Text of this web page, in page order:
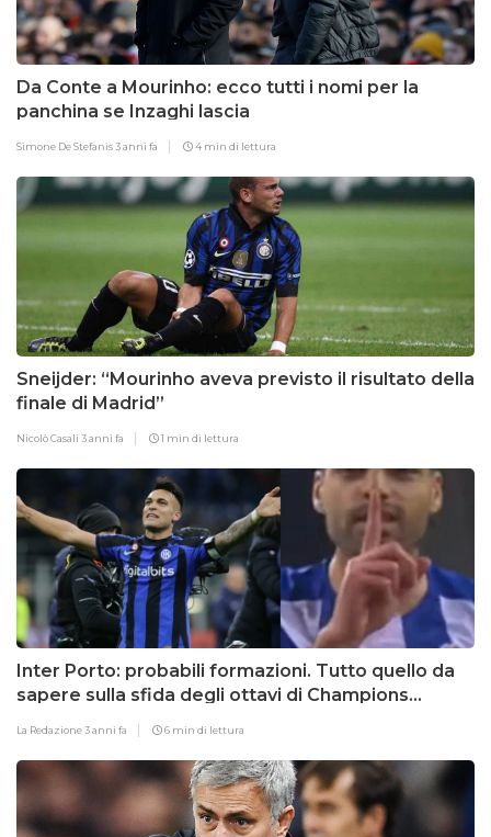
Da Conte a Mourinho: ecco tutti i nomi per la
panchina se Inzaghi lascia
Simone De Stefanis3 anni fa 4 min di lettura
Sneijder: “Mourinho aveva previsto il risultato della
finale di Madrid”
Nicolò Casali 3 anni fa 1 min di lettura
Inter Porto: probabili formazioni. Tutto quello da
sapere sulla sfida degli ottavi di Champions
La Redazione3 anni fa 6 min di lettura